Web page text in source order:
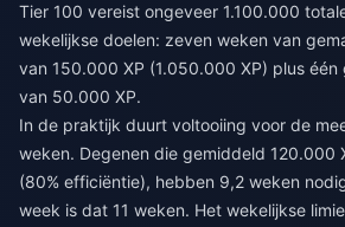
Tier 100 vereist ongeveer 1.100.000
wekelijkse doelen: zeven weken van
van 150.000 XP (1.050.000 XP) plus één
van 50.000 XP.
In de praktijk duurt voltooiing voor de
weken. Degenen die gemiddeld 120.000
(80% efficiëntie), hebben 9,2 weken
week is dat 11 weken. Het wekelijkse